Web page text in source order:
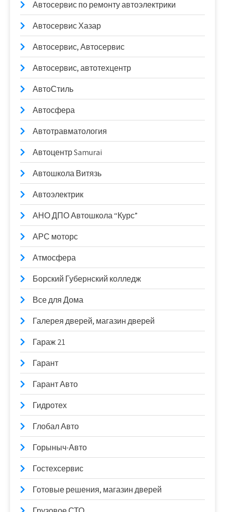
Автосервис по ремонту автоэлектрики
Автосервис Хазар
Автосервис, Автосервис
Автосервис, автотехцентр
АвтоСтиль
Автосфера
Автотравматология
Автоцентр Samurai
Автошкола Витязь
Автоэлектрик
АНО ДПО Автошкола “Курс”
АРС моторс
Атмосфера
Борский Губернский колледж
Все для Дома
Галерея дверей, магазин дверей
Гараж 21
Гарант
Гарант Авто
Гидротех
Глобал Авто
Горыныч-Авто
Гостехсервис
Готовые решения, магазин дверей